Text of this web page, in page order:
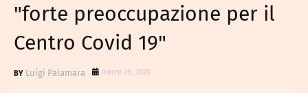
"forte preoccupazione per il
Centro Covid 19"
Luigi Palamara marzo 26, 2020